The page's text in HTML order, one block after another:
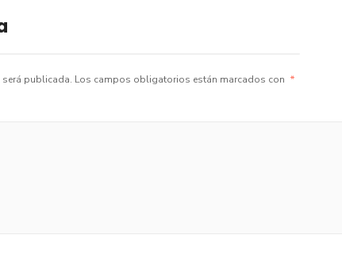
será publicada. Los campos obligatorios están marcados con *